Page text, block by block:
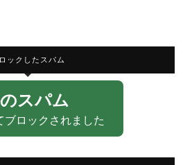
ックしたスパム
スパム
ロックされました